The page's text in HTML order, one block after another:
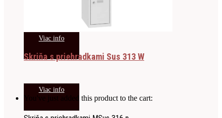
Viac info
Skriňa s priehradkami Sus 313 W
Viac info
You've just added this product to the cart: